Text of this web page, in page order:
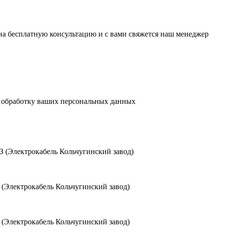
бесплатную консультацию и с вами свяжется наш менеджер
ваших персональных данных
Кольчугинский завод)
Кольчугинский завод)
Кольчугинский завод)